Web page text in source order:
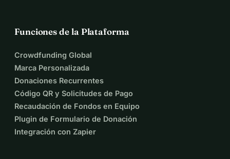
Funciones de la Plataforma
Crowdfunding Global
Marca Personalizada
Donaciones Recurrentes
Código QR y Solicitudes de Pago
Recaudación de Fondos en Equipo
Plugin de Formulario de Donación
Integración con Zapier